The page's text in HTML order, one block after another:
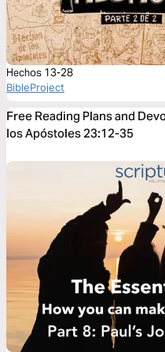
Hechos 13-28
BibleProject
Free Reading Plans and
los Apóstoles 23:12-35